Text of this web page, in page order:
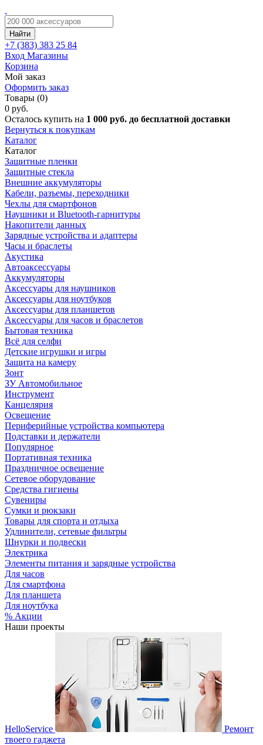
Найти
+7 (383) 383 25 84
Вход Магазины
Корзина
Мой заказ
Оформить заказ
Товары (0)
0 руб.
Осталось купить на 1 000 руб. до бесплатной доставки
Вернуться к покупкам
Каталог
Каталог
Защитные пленки
Защитные стекла
Внешние аккумуляторы
Кабели, разъемы, переходники
Чехлы для смартфонов
Наушники и Bluetooth-гарнитуры
Накопители данных
Зарядные устройства и адаптеры
Часы и браслеты
Акустика
Автоаксессуары
Аккумуляторы
Аксессуары для наушников
Аксессуары для ноутбуков
Аксессуары для планшетов
Аксессуары для часов и браслетов
Бытовая техника
Всё для селфи
Детские игрушки и игры
Защита на камеру
Зонт
ЗУ Автомобильное
Инструмент
Канцелярия
Освещение
Периферийные устройства компьютера
Подставки и держатели
Популярное
Портативная техника
Праздничное освещение
Сетевое оборудование
Средства гигиены
Сувениры
Сумки и рюкзаки
Товары для спорта и отдыха
Удлинители, сетевые фильтры
Шнурки и подвески
Электрика
Элементы питания и зарядные устройства
Для часов
Для смартфона
Для планшета
Для ноутбука
% Акции
Наши проекты
HelloService
Ремонт
твоего гаджета